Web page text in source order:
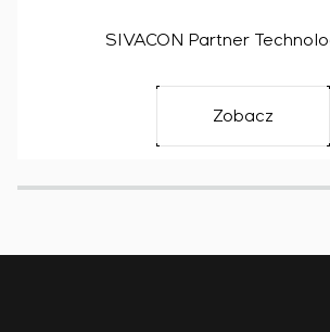
SIVACON Partner
Zobacz